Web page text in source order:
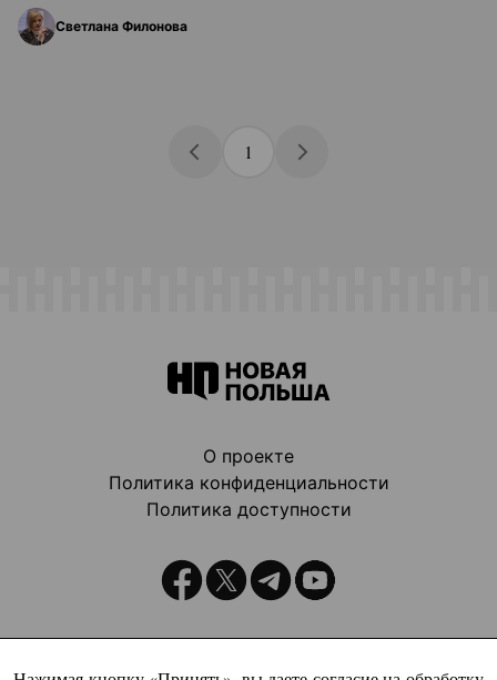
Светлана Филонова
1
О проекте
Политика конфиденциальности
Политика доступности